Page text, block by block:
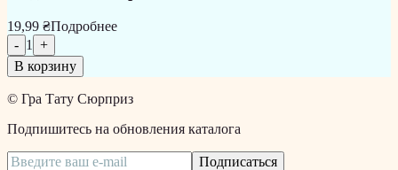
19,99 ₴Подробнее
- 1
+
В корзину
© Гра Тату Сюрприз
Подпишитесь на обновления каталога
Подписаться